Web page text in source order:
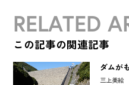
RELATED
この記事の関連記事
ダムが
三上美絵